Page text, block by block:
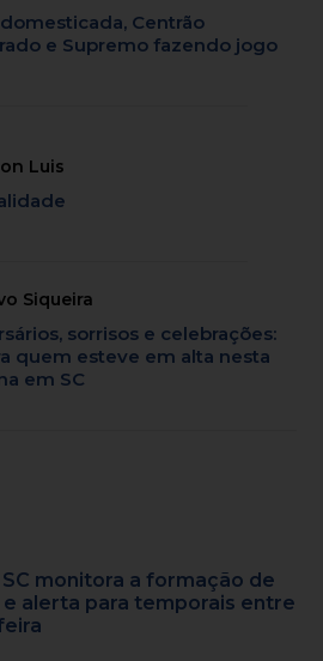
Centrão
e Supremo fazendo jogo
Luis
Siqueira
sorrisos e celebrações:
quem esteve em alta nesta
em SC
monitora a formação de
alerta para temporais entre